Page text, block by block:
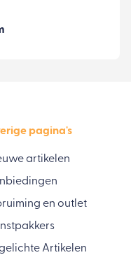
pagina's
artikelen
en outlet
Artikelen